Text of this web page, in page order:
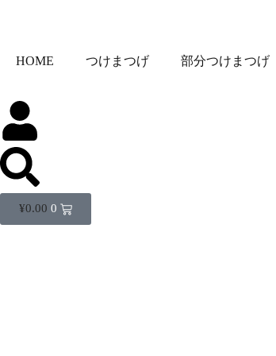
HOME つけまつげ 部分つけまつげ
¥0.00 0